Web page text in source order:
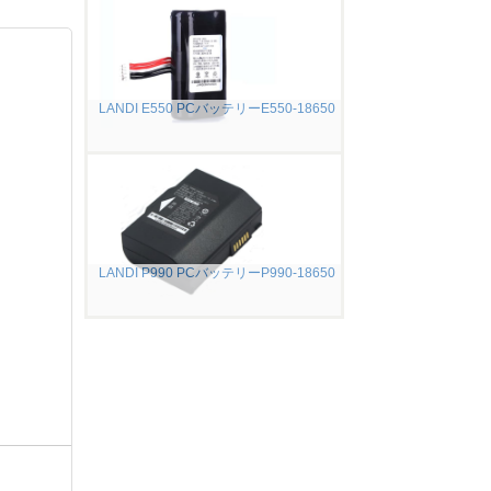
LANDI E550 PCバッテリーE550-18650
LANDI P990 PCバッテリーP990-18650